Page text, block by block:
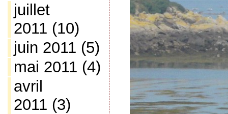
juillet
2011 (10)
juin 2011 (5)
mai 2011 (4)
avril
2011 (3)